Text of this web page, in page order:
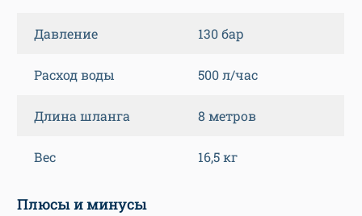
Давление 130 бар
Расход воды 500 л/час
Длина шланга 8 метров
Вес 16,5 кг
Плюсы и минусы